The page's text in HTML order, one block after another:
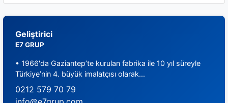
Geliştirici
E7 GRUP
• 1966′da Gaziantep’te kurulan fabrika ile 10 yıl süreyle
Türkiye’nin 4. büyük imalatçısı olarak...
0212 579 70 79